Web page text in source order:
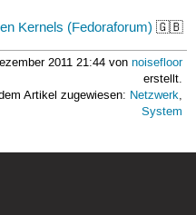
Kernels (Fedoraforum) 🇬🇧
2011 21:44 vonnoisefloor
erstellt.
Artikel zugewiesen: Netzwerk,
System